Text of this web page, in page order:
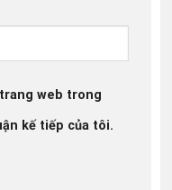
web trong
kế tiếp của tôi.